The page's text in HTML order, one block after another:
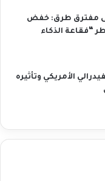
على مفترق طرق: خفض
“فقاعة الذكاء
الأمريكي وتأثيره